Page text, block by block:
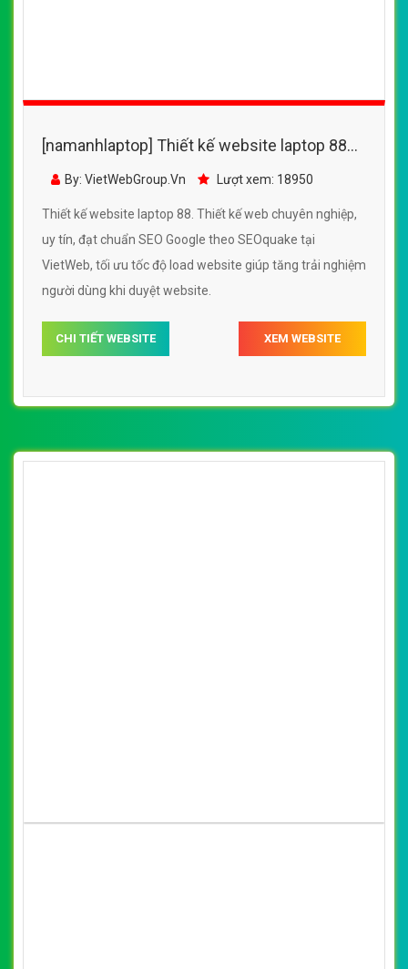
[namanhlaptop] Thiết kế website laptop 88
đẹp, chuyên nghiệp chuẩn SEO
By: VietWebGroup.Vn Lượt xem: 18950
Thiết kế website laptop 88. Thiết kế web chuyên nghiệp,
uy tín, đạt chuẩn SEO Google theo SEOquake tại
VietWeb, tối ưu tốc độ load website giúp tăng trải nghiệm
người dùng khi duyệt website.
CHI TIẾT WEBSITE XEM WEBSITE